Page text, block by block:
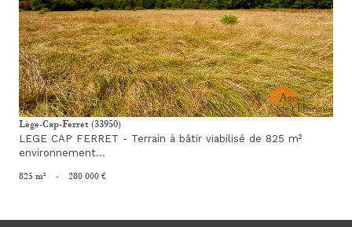
voir le bien
Lège-Cap-Ferret (33950)
LEGE CAP FERRET - Terrain à bâtir viabilisé de 825 m²
environnement...
825 m² - 280 000 €